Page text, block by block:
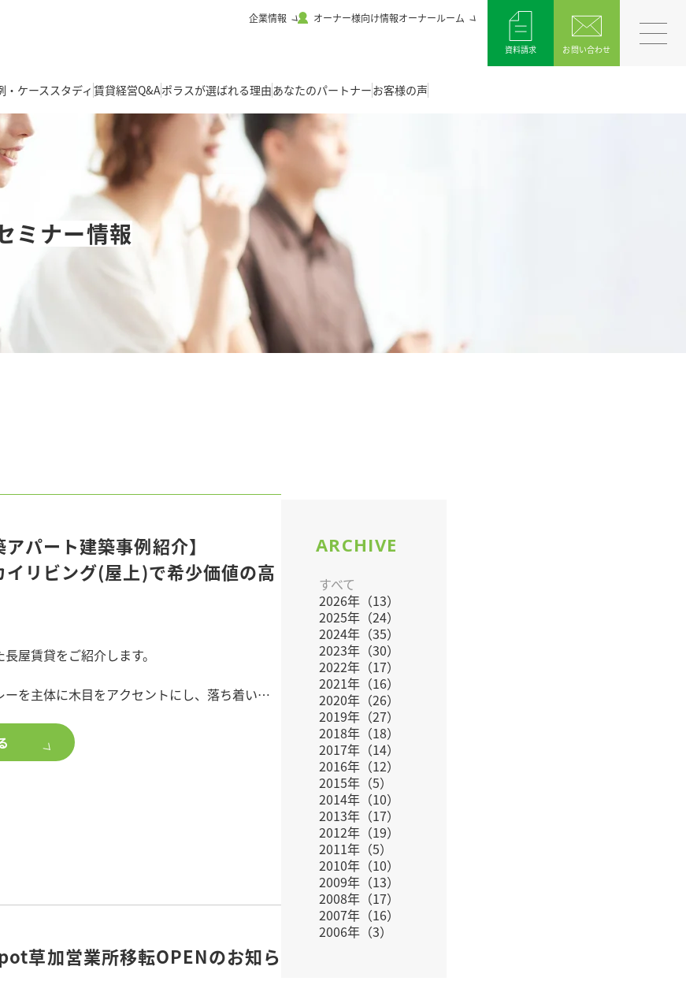
企業情報 オーナー様向け情報オーナールーム
資料請求 お問い合わせ
・ケーススタディ 賃貸経営Q&Aポラスが選ばれる理由あなたのパートナーお客様の声
ミナー情報
アパート建築事例紹介】
イリビング(屋上)で希少価値の高
屋賃貸をご紹介します。
を主体に木目をアクセントにし、落ち着いた
バルコニー側に大きな窓を配し、室内を明るく
草加営業所移転OPENのお知ら
ARCHIVE
すべて
2026年（13）
2025年（24）
2024年（35）
2023年（30）
2022年（17）
2021年（16）
2020年（26）
2019年（27）
2018年（18）
2017年（14）
2016年（12）
2015年（5）
2014年（10）
2013年（17）
2012年（19）
2011年（5）
2010年（10）
2009年（13）
2008年（17）
2007年（16）
2006年（3）